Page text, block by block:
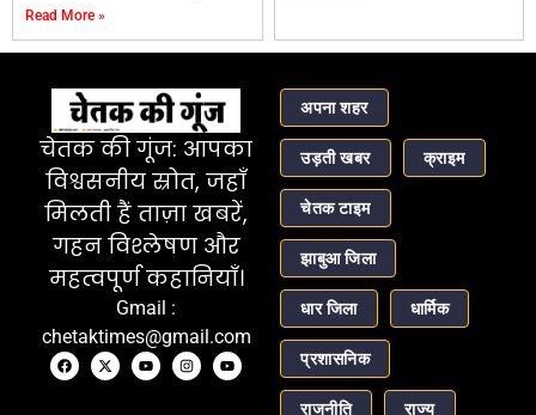
Read More »
चेतक की गूंज: आपका
विश्वसनीय स्रोत, जहाँ
मिलती हैं ताज़ा खबरें,
गहन विश्लेषण और
महत्वपूर्ण कहानियाँ।
Gmail :
chetaktimes@gmail.com
अपना शहर
उड़ती खबर क्राइम
चेतक टाइम
झाबुआ जिला
धार जिला धार्मिक
प्रशासनिक
राजनीति राज्य